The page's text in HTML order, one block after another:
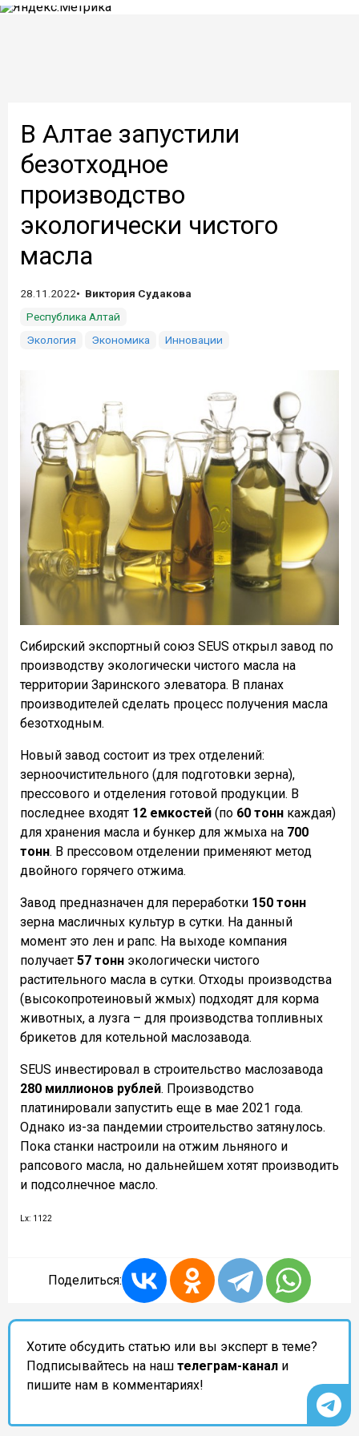
В Алтае запустили
безотходное
производство
экологически чистого
масла
28.11.2022
Виктория Судакова
Республика Алтай
Экология
Экономика Инновации
Сибирский экспортный союз SEUS открыл завод по
производству экологически чистого масла на
территории Заринского элеватора. В планах
производителей сделать процесс получения масла
безотходным.
Новый завод состоит из трех отделений:
зерноочистительного (для подготовки зерна),
прессового и отделения готовой продукции. В
последнее входят 12 емкостей (по 60 тонн каждая)
для хранения масла и бункер для жмыха на 700
тонн. В прессовом отделении применяют метод
двойного горячего отжима.
Завод предназначен для переработки 150 тонн
зерна масличных культур в сутки. На данный
момент это лен и рапс. На выходе компания
получает 57 тонн экологически чистого
растительного масла в сутки. Отходы производства
(высокопротеиновый жмых) подходят для корма
животных, а лузга – для производства топливных
брикетов для котельной маслозавода.
SEUS инвестировал в строительство маслозавода
280 миллионов рублей. Производство
платинировали запустить еще в мае 2021 года.
Однако из-за пандемии строительство затянулось.
Пока станки настроили на отжим льняного и
рапсового масла, но дальнейшем хотят производить
и подсолнечное масло.
Lx: 1122
Поделиться:
Хотите обсудить статью или вы эксперт в теме?
Подписывайтесь на наш телеграм-канал и
пишите нам в комментариях!